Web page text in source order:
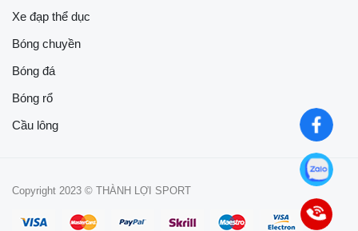
Xe đạp thể dục
Bóng chuyền
Bóng đá
Bóng rổ
Cầu lông
Copyright 2023 © THÀNH LỢI SPORT